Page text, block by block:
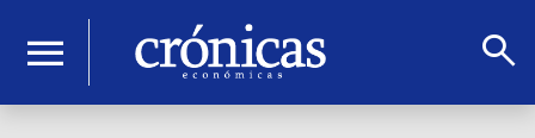
menu search